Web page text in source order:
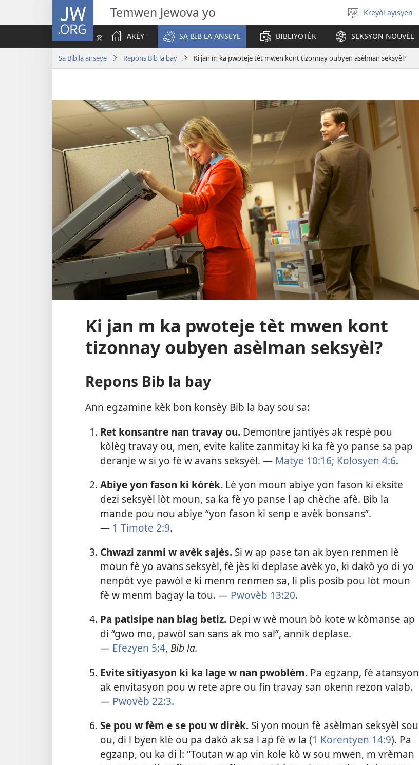
JW.ORG Temwen Jewova yo
Chwazi
lang
nan
Kreyòl ayisyen
AKÈY
SA BIB LA ANSEYE BIBLIYOTÈK SEKSYON NOUVÈL
Sa Bib la anseye Repons Bib la bay Ki jan m ka pwoteje tèt mwen kont tizonnay oubyen asèlman seksyèl?
Ki jan m ka pwoteje tèt mwen kont
tizonnay oubyen asèlman seksyèl?
Repons Bib la bay
Ann egzamine kèk bon konsèy Bib la bay sou sa:
Ret konsantre nan travay ou.Demontre jantiyès ak respè pou
kòlèg travay ou, men, evite kalite zanmitay ki ka fè yo panse sa pap
deranje w si yo fè w avans seksyèl. — Matye 10:16; Kolosyen 4:6.
Abiye yon fason ki kòrèk.Lè yon moun abiye yon fason ki eksite
dezi seksyèl lòt moun, sa ka fè yo panse l ap chèche afè. Bib la
mande pou nou abiye “yon fason ki senp e avèk bonsans”.
— 1 Timote 2:9.
Chwazi zanmi w avèk sajès.Si w ap pase tan ak byen renmen lè
moun fè yo avans seksyèl, fè jès ki deplase avèk yo, ki dakò yo di yo
nenpòt vye pawòl e ki menm renmen sa, li plis posib pou lòt moun
fè w menm bagay la tou. — Pwovèb 13:20.
Pa patisipe nan blag betiz.Depi w wè moun bò kote w kòmanse ap
di “gwo mo, pawòl san sans ak mo sal”, annik deplase.
— Efezyen 5:4, Bib la.
Evite sitiyasyon ki ka lage w nan pwoblèm.Pa egzanp, fè atansyon
ak envitasyon pou w rete apre ou fin travay san okenn rezon valab.
— Pwovèb 22:3.
Se pou w fèm e se pou w dirèk.Si yon moun fè asèlman seksyèl sou
ou, di l byen klè ou pa dakò ak sa l ap fè w la (1 Korentyen 14:9). Pa
egzanp, ou ka di l: “Toutan w ap vin kole kò w sou mwen, m vrèman